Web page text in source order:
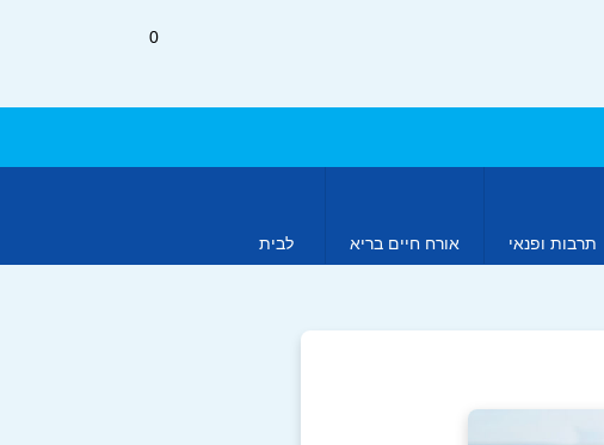
0
תרבות ופנאי אורח חיים בריא לבית